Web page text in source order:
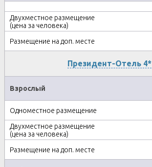
Президент-Отель 4*
Взрослый